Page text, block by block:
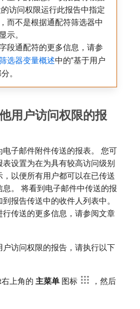
访问权限运行此报告中指定
而不是根据通配符筛选器中
示。
段通配符的更多信息，请参
选器变量概述中的“基于用户
。
用户访问权限的报
子邮件附件传送的报表。 您可
表设置为在为具有较高访问级别
，以便所有用户都可以在已传送
。 将看到电子邮件中传送的报
报告传送中的收件人列表中。
传送的更多信息，请参阅文章
访问权限的报告，请执行以下
上角的​ 主菜单 ​图标
，然后